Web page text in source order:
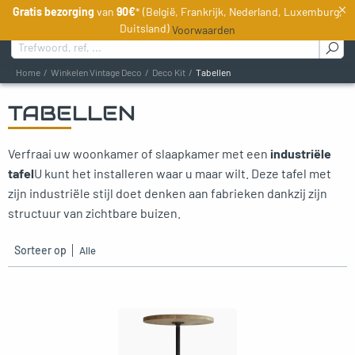
NL
Zoeken naar :
Home Winkelen Vintage Deco Deco Kit Tabellen
TABELLEN
Verfraai uw woonkamer of slaapkamer met een industriële
tafelU kunt het installeren waar u maar wilt. Deze tafel met
zijn industriële stijl doet denken aan fabrieken dankzij zijn
structuur van zichtbare buizen.
Sorteer op
menu
Gratis bezorging van 90€* (België, Frankrijk, Nederland, Luxemburg,
Duitsland)Voorwaarden
×